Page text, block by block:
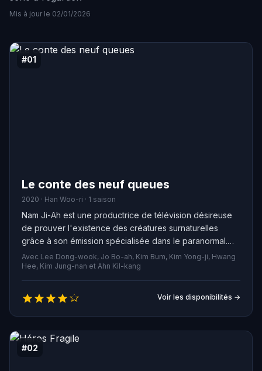
Mis à jour le 02/01/2026
#01
Le conte des neuf queues
2020 · Han Woo-ri · 1 saison
Nam Ji-Ah est une productrice de télévision désireuse
de prouver l'existence des créatures surnaturelles
grâce à son émission spécialisée dans le paranormal.
Cependant, quand une créature légendaire apparaît en
ville, Nam Ji-Ah va tout mettre en œuvre pour révéler sa
véritable nature, même si cela implique de se
rapprocher beaucoup plus près du renard à neuf
queues.
Avec Lee Dong-wook, Jo Bo-ah, Kim Bum, Kim Yong-ji, Hwang
Hee, Kim Jung-nan et Ahn Kil-kang
Voir les disponibilités →
#02